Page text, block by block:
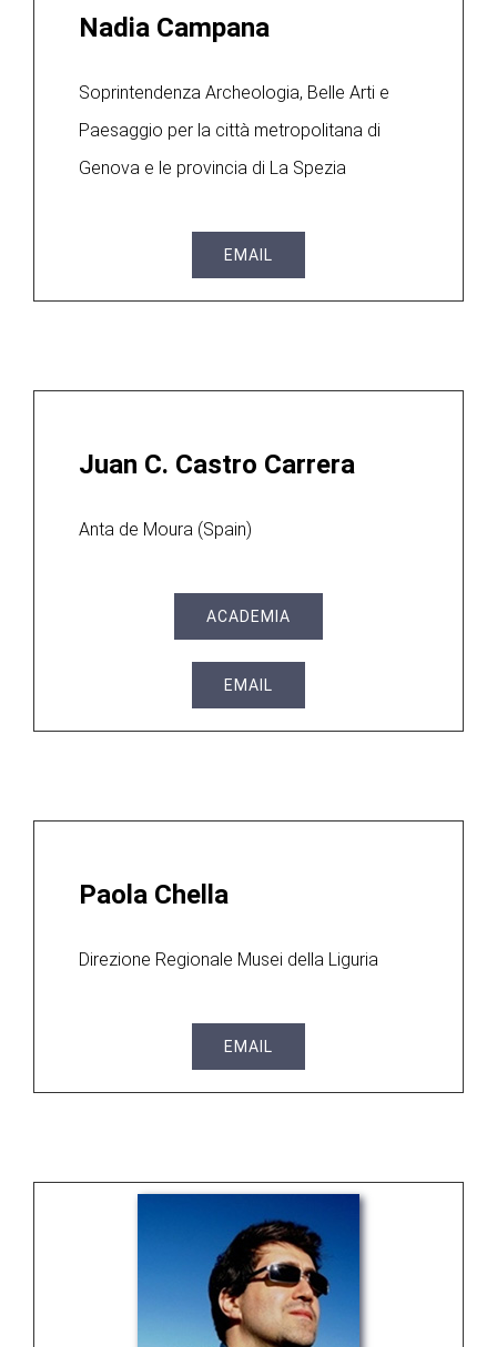
Nadia Campana
Soprintendenza Archeologia, Belle Arti e
Paesaggio per la città metropolitana di
Genova e le provincia di La Spezia
EMAIL
Juan C. Castro Carrera
Anta de Moura (Spain)
ACADEMIA
EMAIL
Paola Chella
Direzione Regionale Musei della Liguria
EMAIL